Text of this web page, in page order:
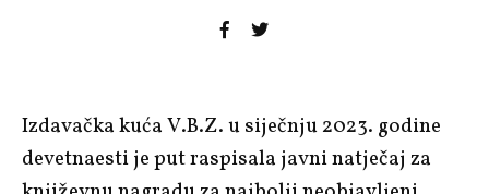
Izdavačka kuća V.B.Z. u siječnju 2023. godine
devetnaesti je put raspisala javni natječaj za